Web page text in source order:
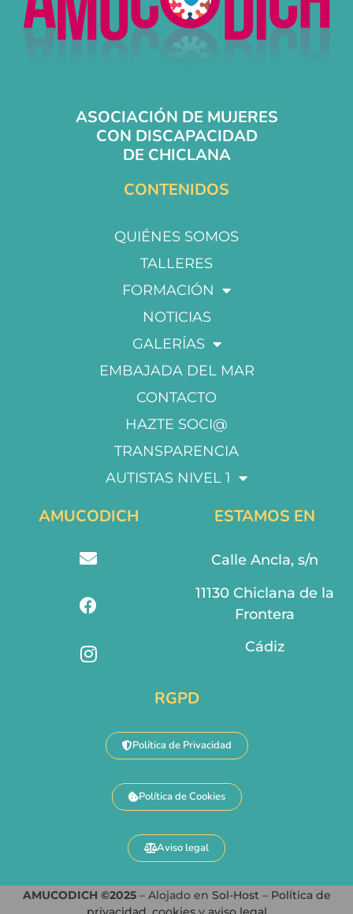
ASOCIACIÓN DE MUJERES
CON DISCAPACIDAD
DE CHICLANA
CONTENIDOS
QUIÉNES SOMOS
TALLERES
FORMACIÓN
NOTICIAS
GALERÍAS
EMBAJADA DEL MAR
CONTACTO
HAZTE SOCI@
TRANSPARENCIA
AUTISTAS NIVEL 1
AMUCODICH ESTAMOS EN
Calle Ancla, s/n
11130 Chiclana de la
Frontera
Cádiz
RGPD
Política de Privacidad
Política de Cookies
Aviso legal
AMUCODICH ©2025– Alojado en Sol-Host – Política de